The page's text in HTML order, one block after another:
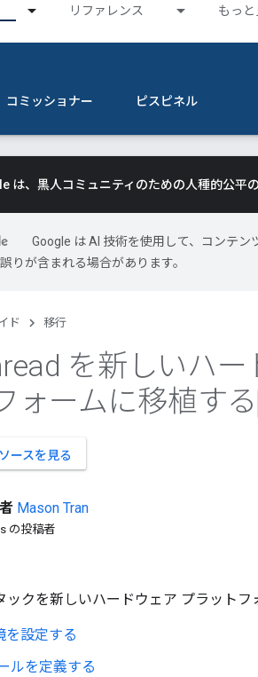
リファレンス もっと
コミッショナー ピスピネル
は、黒人コミュニティのための人種的公平
Google は AI 技術を使用して、コンテ
りが含まれる場合があります。
ド 移行
を新しいハー
ォームに移植する
ースを見る
Mason Tran
の投稿者
ックを新しいハードウェア プラットフ
を設定する
ルを定義する